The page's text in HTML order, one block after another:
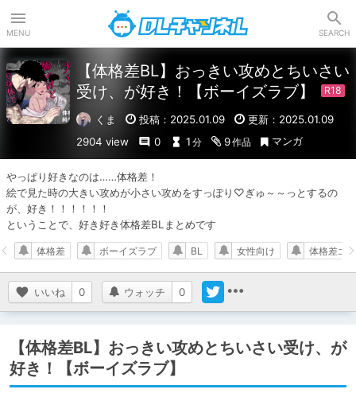
MENU SEARCH
【体格差BL】おっきい攻めとちいさい
受け、が好き！【ボーイズラブ】
くま 投稿：2025.01.09
更新：2025.01.09
2904 view
0 1 分 9作品 マンガ
やっぱり好きなのは……体格差！
絵で見た時の大きい攻めが小さい攻めをすっぽり♡ぎゅ～～っとするの
が、好き！！！！！！
ということで、好き好き体格差BLまとめです
いいね 0 ウォッチ 0
体格差 ボーイズラブ BL 女性向け 体格差エ
【体格差BL】おっきい攻めとちいさい受け、が
好き！【ボーイズラブ】